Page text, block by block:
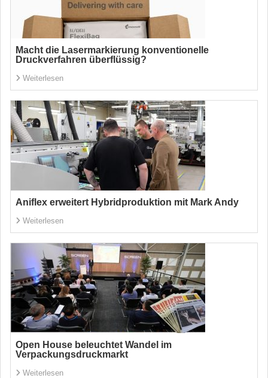
Macht die Lasermarkierung konventionelle
Druckverfahren überflüssig?
Weiterlesen
Aniflex erweitert Hybridproduktion mit Mark Andy
Weiterlesen
Open House beleuchtet Wandel im
Verpackungsdruckmarkt
Weiterlesen